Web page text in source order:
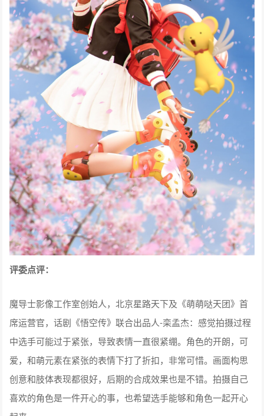
评委点评：
魔导士影像工作室创始人，北京星路天下及《萌萌哒天团》首
席运营官，话剧《悟空传》联合出品人-栾孟杰：感觉拍摄过程
中选手可能过于紧张，导致表情一直很紧绷。角色的开朗，可
爱，和萌元素在紧张的表情下打了折扣，非常可惜。画面构思
创意和肢体表现都很好，后期的合成效果也是不错。拍摄自己
喜欢的角色是一件开心的事，也希望选手能够和角色一起开心